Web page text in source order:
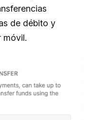
de débito y
móvil.